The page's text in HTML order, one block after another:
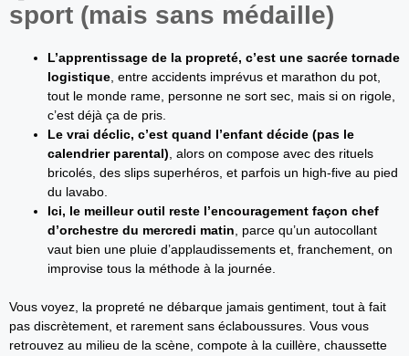
sport (mais sans médaille)
L’apprentissage de la propreté, c’est une sacrée tornade
logistique , entre accidents imprévus et marathon du pot,
tout le monde rame, personne ne sort sec, mais si on rigole,
c’est déjà ça de pris.
Le vrai déclic, c’est quand l’enfant décide (pas le
calendrier parental) , alors on compose avec des rituels
bricolés, des slips superhéros, et parfois un high-five au pied
du lavabo.
Ici, le meilleur outil reste l’encouragement façon chef
d’orchestre du mercredi matin , parce qu’un autocollant
vaut bien une pluie d’applaudissements et, franchement, on
improvise tous la méthode à la journée.
Vous voyez, la propreté ne débarque jamais gentiment, tout à fait
pas discrètement, et rarement sans éclaboussures. Vous vous
retrouvez au milieu de la scène, compote à la cuillère, chaussette